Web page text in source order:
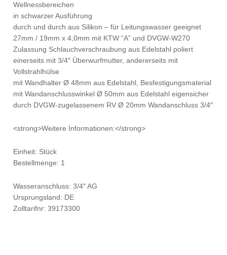
Wellnessbereichen
in schwarzer Ausführung
durch und durch aus Silikon – für Leitungswasser geeignet
27mm / 19mm x 4,0mm mit KTW “A” und DVGW-W270
Zulassung Schlauchverschraubung aus Edelstahl poliert
einerseits mit 3/4″ Überwurfmutter, andererseits mit
Vollstrahlhülse
mit Wandhalter Ø 48mm aus Edelstahl, Besfestigungsmaterial
mit Wandanschlusswinkel Ø 50mm aus Edelstahl eigensicher
durch DVGW-zugelassenem RV Ø 20mm Wandanschluss 3/4″
<strong>Weitere Informationen:</strong>
Einheit: Stück
Bestellmenge: 1
Wasseranschluss: 3/4″ AG
Ursprungsland: DE
Zolltarifnr: 39173300